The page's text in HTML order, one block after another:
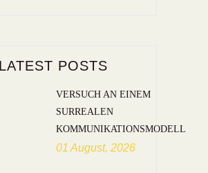
LATEST POSTS
VERSUCH AN EINEM
SURREALEN
KOMMUNIKATIONSMODELL
01 August, 2026